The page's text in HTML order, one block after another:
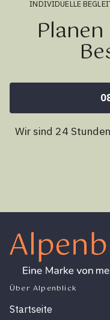
INDIVIDUELLE
Wir sind 24
Über Alpenblick
Startseite